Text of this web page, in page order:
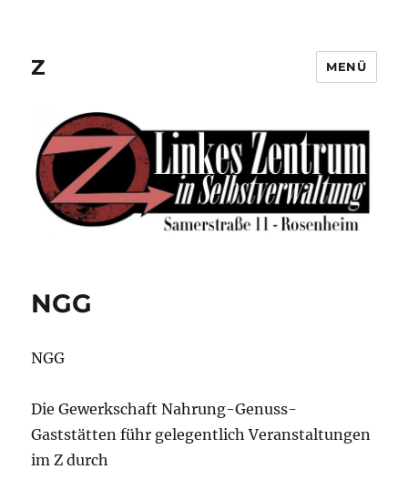
Z MENÜ
NGG
NGG
Die Gewerkschaft Nahrung-Genuss-
Gaststätten führ gelegentlich Veranstaltungen
im Z durch